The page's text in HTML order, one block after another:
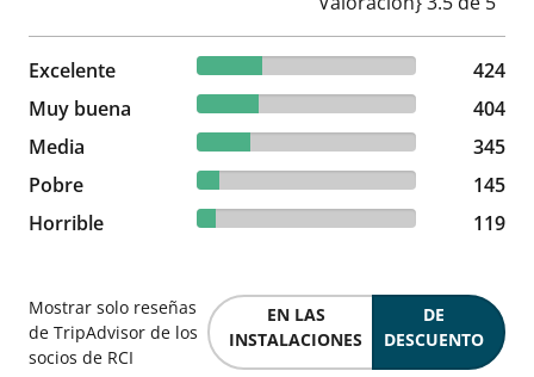
Excelente 29.51% reviewed Excelente
424 reviews
424
Muy buena
28.11% reviewed Muy buena
404 reviews
404
Media
24.01% reviewed Media
345 reviews
345
Pobre
10.09% reviewed Pobre
145 reviews
145
Horrible
8.28% reviewed Horrible
119 reviews 119
Mostrar solo reseñas
de TripAdvisor de los
socios de RCI
EN LAS
INSTALACIONES
DE
DESCUENTO